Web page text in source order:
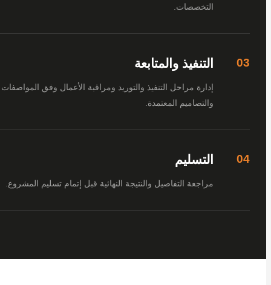
التخصصات.
التنفيذ والمتابعة
إدارة مراحل التنفيذ والتوريد ومراقبة الأعمال وفق المواصفات
والتصاميم المعتمدة.
التسليم
مراجعة التفاصيل والنتيجة النهائية قبل إتمام تسليم المشروع.